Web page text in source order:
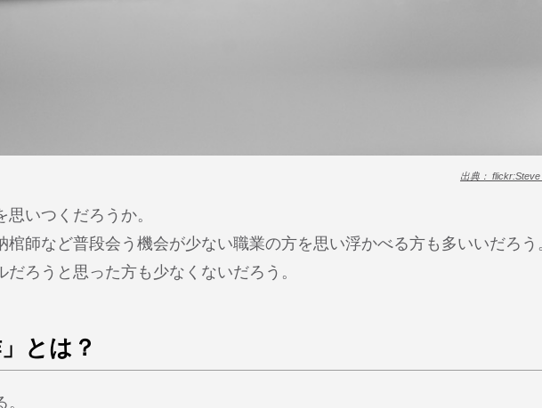
出典：
いつくだろうか。
師など普段会う機会が少ない職業の方を思い浮かべる方も多いいだろう
ろうと思った方も少なくないだろう。
とは？